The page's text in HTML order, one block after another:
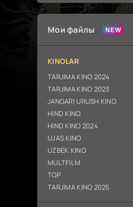
tarjima HD
skachat
Мои файлы
KINOLAR
TARJIMA KINO 2024
TARJIMA KINO 2023
JANGARI URUSH KINO
HIND KINO
HIND KINO 2024
UJAS KINO
UZBEK KINO
MULTFILM
TOP
TARJIMA KINO 2025